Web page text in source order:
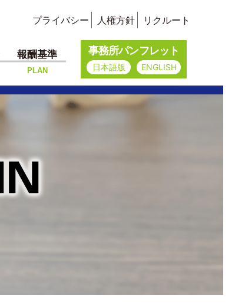
プライバシー 人権方針 リクルート
報酬基準
PLAN
事務所パンフレット
日本語版 ENGLISH